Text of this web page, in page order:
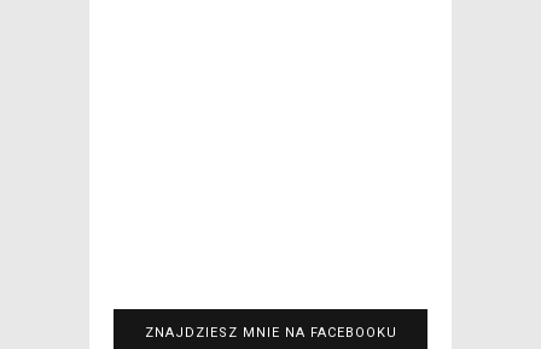
ZNAJDZIESZ MNIE NA FACEBOOKU